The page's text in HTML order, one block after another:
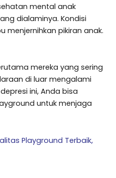
mental anak
dialaminya. Kondisi
menjernihkan pikiran anak.
mereka yang sering
di luar mengalami
ini, Anda bisa
untuk menjaga
Playground Terbaik,